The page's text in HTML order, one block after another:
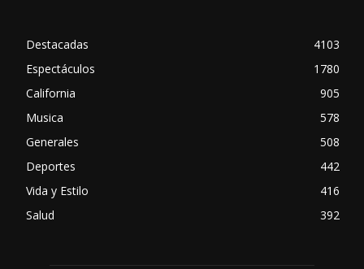
Destacadas
4103
Espectáculos
1780
California
905
Musica
578
Generales
508
Deportes
442
Vida y Estilo
416
Salud
392